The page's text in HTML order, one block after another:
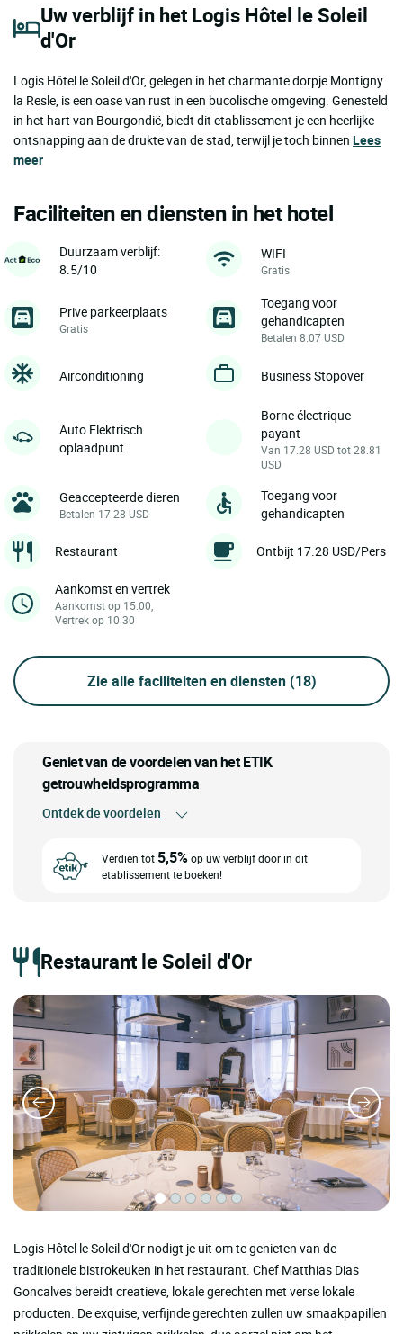
Uw verblijf in het Logis Hôtel le Soleil
d'Or
Logis Hôtel le Soleil d'Or, gelegen in het charmante dorpje Montigny
la Resle, is een oase van rust in een bucolische omgeving. Genesteld
in het hart van Bourgondië, biedt dit etablissement je een heerlijke
ontsnapping aan de drukte van de stad, terwijl je toch binnen Lees
meer
Faciliteiten en diensten in het hotel
Duurzaam verblijf:
8.5/10
WIFI
Gratis
Prive parkeerplaats
Gratis
Toegang voor
gehandicapten
Betalen 8.07 USD
Airconditioning Business Stopover
Auto Elektrisch
oplaadpunt
Borne électrique
payant
Van 17.28 USD tot 28.81
USD
Geaccepteerde dieren
Betalen 17.28 USD
Toegang voor
gehandicapten
Restaurant Ontbijt 17.28 USD/Pers
Aankomst en vertrek
Aankomst op 15:00,
Vertrek op 10:30
Zie alle faciliteiten en diensten (18)
Geniet van de voordelen van het ETIK
getrouwheidsprogramma
Ontdek de voordelen
Verdien tot 5,5%op uw verblijf door in dit
etablissement te boeken!
Restaurant le Soleil d'Or
Logis Hôtel le Soleil d'Or nodigt je uit om te genieten van de
traditionele bistrokeuken in het restaurant. Chef Matthias Dias
Goncalves bereidt creatieve, lokale gerechten met verse lokale
producten. De exquise, verfijnde gerechten zullen uw smaakpapillen